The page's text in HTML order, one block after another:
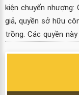
kiện chuyển
giả, quyền sở hữu
trồng. Các quyền